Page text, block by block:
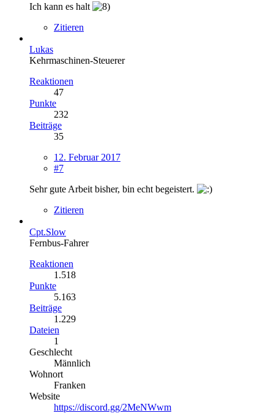
Ich kann es halt
Zitieren
Lukas
Kehrmaschinen-Steuerer
Reaktionen
47
Punkte
232
Beiträge
35
12. Februar 2017
#7
Sehr gute Arbeit bisher, bin echt begeistert.
Zitieren
Cpt.Slow
Fernbus-Fahrer
Reaktionen
1.518
Punkte
5.163
Beiträge
1.229
Dateien
1
Geschlecht
Männlich
Wohnort
Franken
Website
https://discord.gg/2MeNWwm